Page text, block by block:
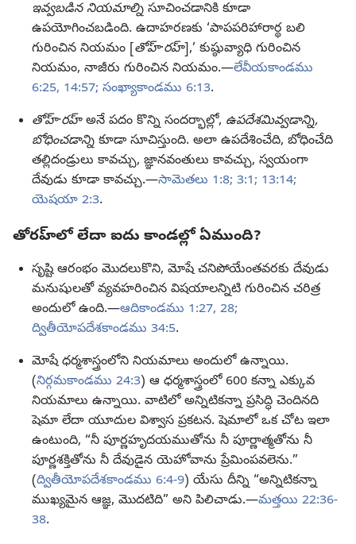
ఇవ్వబడిన నియమాల్ని సూచించడానికి కూడా
ఉపయోగించబడింది. ఉదాహరణకు ‘పాపపరిహారార్థ బలి
గురించిన నియమం [తోహ్‌·రహ్‌],’ కుష్ఠువ్యాధి గురించిన
నియమం, నాజీరు గురించిన నియమం.—లేవీయకాండము
6:25, 14:57; సంఖ్యాకాండము 6:13.
తోహ్‌·రహ్‌అనే పదం కొన్ని సందర్భాల్లో, ఉపదేశమివ్వడాన్ని,
బోధించడాన్ని కూడా సూచిస్తుంది. అలా ఉపదేశించేది, బోధించేది
తల్లిదండ్రులు కావచ్చు, జ్ఞానవంతులు కావచ్చు, స్వయంగా
దేవుడు కూడా కావచ్చు.—సామెతలు 1:8; 3:1; 13:14;
యెషయా 2:3.
తోరహ్‌లో లేదా ఐదు కాండల్లో ఏముంది?
సృష్టి ఆరంభం మొదలుకొని, మోషే చనిపోయేంతవరకు దేవుడు
మనుషులతో వ్యవహరించిన విషయాలన్నిటి గురించిన చరిత్ర
అందులో ఉంది.—ఆదికాండము 1:27, 28;
ద్వితీయోపదేశకాండము 34:5.
మోషే ధర్మశాస్త్రంలోని నియమాలు అందులో ఉన్నాయి.
(నిర్గమకాండము 24:3) ఆ ధర్మశాస్త్రంలో 600 కన్నా ఎక్కువ
నియమాలు ఉన్నాయి. వాటిలో అన్నిటికన్నా ప్రసిద్ధి చెందినది
షెమా లేదా యూదుల విశ్వాస ప్రకటన. షెమాలో ఒక చోట ఇలా
ఉంటుంది, “నీ పూర్ణహృదయముతోను నీ పూర్ణాత్మతోను నీ
పూర్ణశక్తితోను నీ దేవుడైన యెహోవాను ప్రేమింపవలెను.”
(ద్వితీయోపదేశకాండము 6:4-9) యేసు దీన్ని “అన్నిటికన్నా
ముఖ్యమైన ఆజ్ఞ, మొదటిది” అని పిలిచాడు.—మత్తయి 22:36-
38.